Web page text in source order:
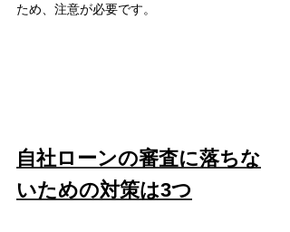
ため、注意が必要です。
自社ローンの審査に落ちな
いための対策は3つ